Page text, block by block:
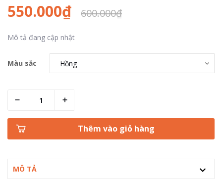
550.000₫ 600.000₫
Mô tả đang cập nhật
Màu sắc
Thêm vào giỏ hàng
MÔ TẢ